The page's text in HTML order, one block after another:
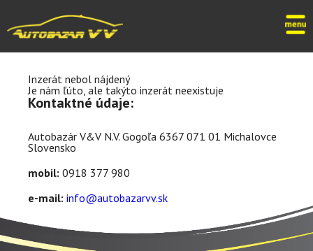
Inzerát nebol nájdený
Je nám ľúto, ale takýto inzerát neexistuje
Kontaktné údaje:
Autobazár V&V N.V. Gogoľa 6367 071 01 Michalovce
Slovensko
mobil: 0918 377 980
e-mail: info@autobazarvv.sk